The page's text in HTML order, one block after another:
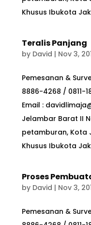
Khusus Ibukota
Teralis Panjang
by David | Nov 3,
Pemesanan &
8886-4268 / 0811-
Email :
Jelambar Barat II
petamburan, Kota
Khusus Ibukota
Proses
by David | Nov 3,
Pemesanan &